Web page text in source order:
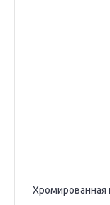
Хромированная